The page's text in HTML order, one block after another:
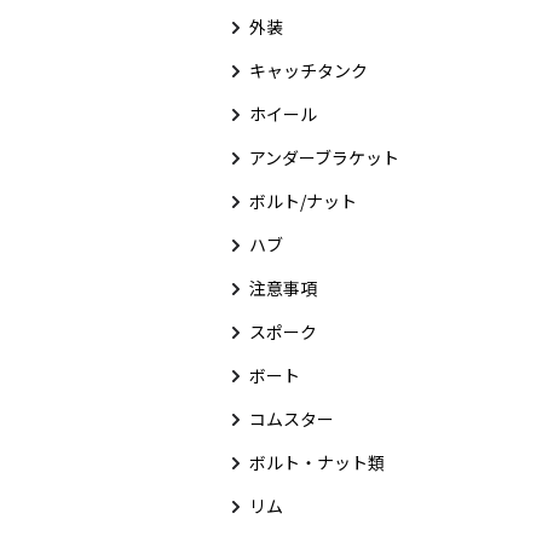
外装
キャッチタンク
ホイール
アンダーブラケット
ボルト/ナット
ハブ
注意事項
スポーク
ボート
コムスター
ボルト・ナット類
リム